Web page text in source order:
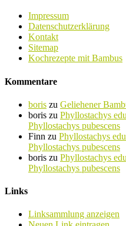
Impressum
Datenschutzerklärung
Kontakt
Sitemap
Kochrezepte mit Bambus
Kommentare
boris zu Geliehener
boris zu Phyllostachys
Phyllostachys pubescens
Finn zu Phyllostachys
Phyllostachys pubescens
boris zu Phyllostachys
Phyllostachys pubescens
Links
Linksammlung anzeigen